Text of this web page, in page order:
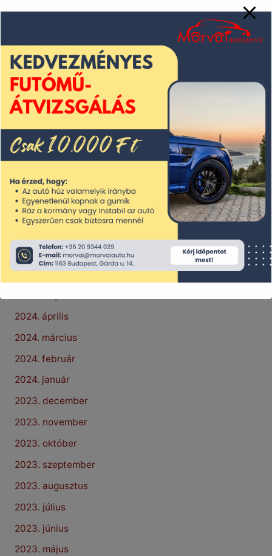
2025. április
2025. március
2025. február
2024. december
2024. október
2024. szeptember
2024. július
2024. június
2024. április
2024. március
2024. február
2024. január
2023. december
2023. november
2023. október
2023. szeptember
2023. augusztus
2023. július
2023. június
2023. május